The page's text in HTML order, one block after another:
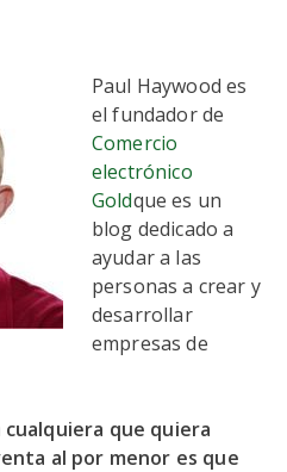
Paul Haywood es
el fundador de
Comercio
electrónico
Goldque es un
blog dedicado a
ayudar a las
personas a crear y
desarrollar
empresas de
que quiera
al por menor es que